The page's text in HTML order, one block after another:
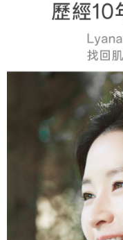
黑貓宅配(離島)
每筆NT$160，滿